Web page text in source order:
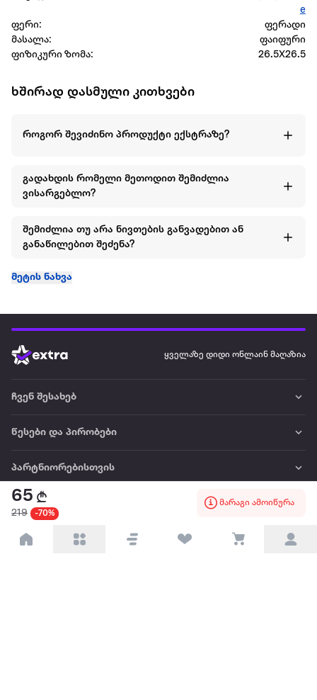
65
219 -70%
მარაგი ამოიწურა
e
ფერი:
ფერადი
მასალა:
ფაიფური
ფიზიკური ზომა:
26.5X26.5
ხშირად დასმული კითხვები
როგორ შევიძინო პროდუქტი ექსტრაზე?
გადახდის რომელი მეთოდით შემიძლია
ვისარგებლო?
შემიძლია თუ არა ნივთების განვადებით ან
განაწილებით შეძენა?
მეტის ნახვა
ყველაზე დიდი ონლაინ მაღაზია
ჩვენ შესახებ
წესები და პირობები
პარტნიორებისთვის
ტრენდული
პოპულარული